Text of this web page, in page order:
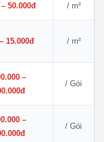
50.000đ / m²
15.000đ / m²
–
/ Gói
–
/ Gói